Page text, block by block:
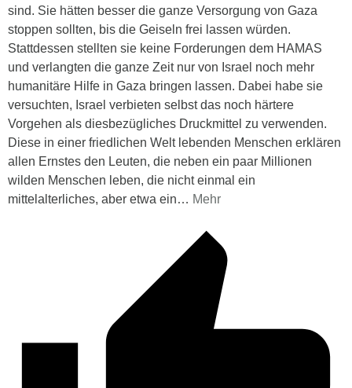
sind. Sie hätten besser die ganze Versorgung von Gaza
stoppen sollten, bis die Geiseln frei lassen würden.
Stattdessen stellten sie keine Forderungen dem HAMAS
und verlangten die ganze Zeit nur von Israel noch mehr
humanitäre Hilfe in Gaza bringen lassen. Dabei habe sie
versuchten, Israel verbieten selbst das noch härtere
Vorgehen als diesbezügliches Druckmittel zu verwenden.
Diese in einer friedlichen Welt lebenden Menschen erklären
allen Ernstes den Leuten, die neben ein paar Millionen
wilden Menschen leben, die nicht einmal ein
mittelalterliches, aber etwa ein… Mehr